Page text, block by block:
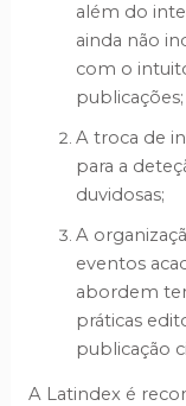
além do
ainda não
com o
publicações;
A troca de
para a
duvidosas;
A
eventos
abordem
práticas
publicação
A Latindex é